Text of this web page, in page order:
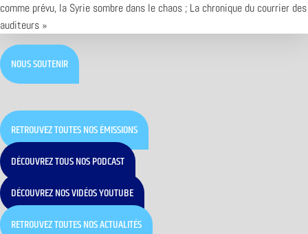
comme prévu, la Syrie sombre dans le chaos ; La chronique du courrier des
auditeurs »
NOUS SOUTENIR
RETROUVEZ TOUTES NOS ÉMISSIONS
DÉCOUVREZ TOUS NOS PODCAST
DÉCOUVREZ NOS VIDÉOS YOUTUBE
RETROUVEZ TOUTES NOS ACTUALITÉS